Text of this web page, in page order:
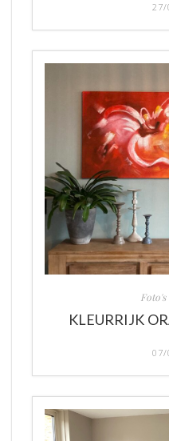
27/
Foto's
KLEURRIJK
07/